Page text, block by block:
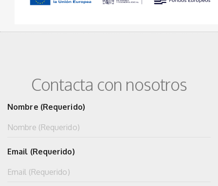
Contacta con nosotros
Nombre (Requerido)
Email (Requerido)